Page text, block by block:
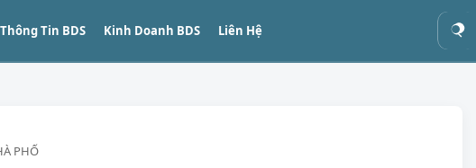
Thông Tin BDS Kinh Doanh BDS Liên Hệ
Tìm
kiếm
PHỐ